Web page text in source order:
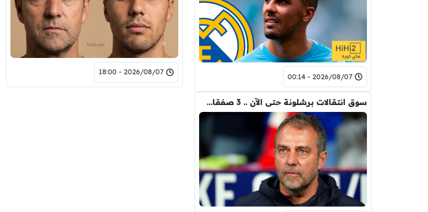
2026/08/07 - 00:14
2026/08/07 - 18:00
سوق انتقالات برشلونة حتى الآن .. 3 صفقات و 5 راحلين